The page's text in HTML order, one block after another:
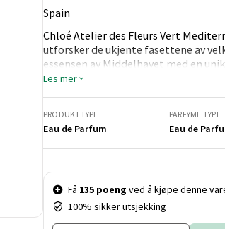
Spain
Chloé Atelier des Fleurs Vert
utforsker de ukjente fasettene av
essensen av Middelhavet med en
og frisk duftopplevelse. Den
middelhavskysten. F
Les mer
PRODUKTTYPE
Eau de Parfum
PARFYME TYPE
Eau de
Pris og mengde
Få 135 poeng ved å kjøpe denne
100% sikker utsjekking